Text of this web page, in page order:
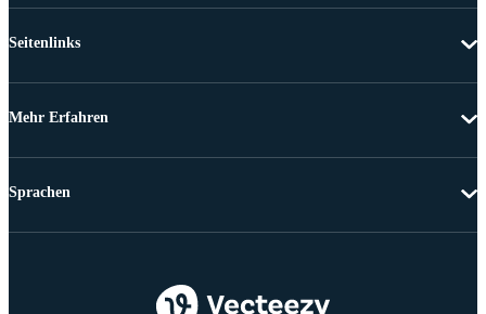
Seitenlinks
Mehr Erfahren
Sprachen